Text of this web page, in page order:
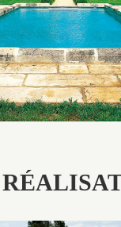
ou créer un ornement de
taille.